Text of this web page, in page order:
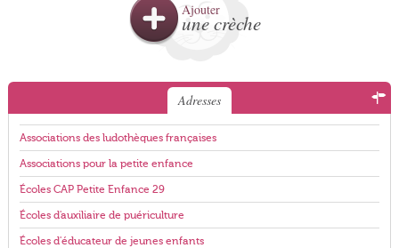
Ajouter
une crèche
Adresses
Associations des ludothèques françaises
Associations pour la petite enfance
Écoles CAP Petite Enfance 29
Écoles d'auxiliaire de puériculture
Écoles d'éducateur de jeunes enfants